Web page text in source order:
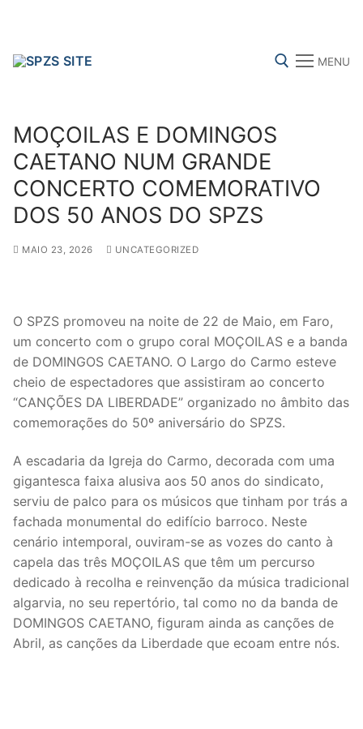
MENU
FENPROF CGTP-IN FRENTE COMUM
Search
sindicalização
Notícias
Legislação
Sectores
PRÉ-ESCOLAR
1º CICLO
2º/3º CEB / SECUNDÁRIO
ENSINO ARTÍSTICO
EDUCAÇÃO ESPECIAL
PARTICULAR / IPSS / MISERICÓRDIAS
MOÇOILAS E DOMINGOS
CAETANO NUM GRANDE
CONCERTO COMEMORATIVO
DOS 50 ANOS DO SPZS
MAIO 23, 2026 UNCATEGORIZED
O SPZS promoveu na noite de 22 de Maio, em Faro,
um concerto com o grupo coral MOÇOILAS e a banda
de DOMINGOS CAETANO. O Largo do Carmo esteve
cheio de espectadores que assistiram ao concerto
“CANÇÕES DA LIBERDADE” organizado no âmbito das
comemorações do 50º aniversário do SPZS.
A escadaria da Igreja do Carmo, decorada com uma
gigantesca faixa alusiva aos 50 anos do sindicato,
serviu de palco para os músicos que tinham por trás a
fachada monumental do edifício barroco. Neste
cenário intemporal, ouviram-se as vozes do canto à
capela das três MOÇOILAS que têm um percurso
dedicado à recolha e reinvenção da música tradicional
algarvia, no seu repertório, tal como no da banda de
DOMINGOS CAETANO, figuram ainda as canções de
Abril, as canções da Liberdade que ecoam entre nós.